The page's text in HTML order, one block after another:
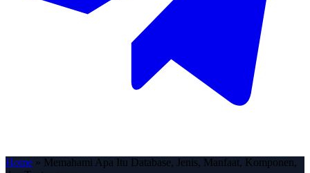
Home » Memahami Apa Itu Database, Jenis, Manfaat, Komponen,